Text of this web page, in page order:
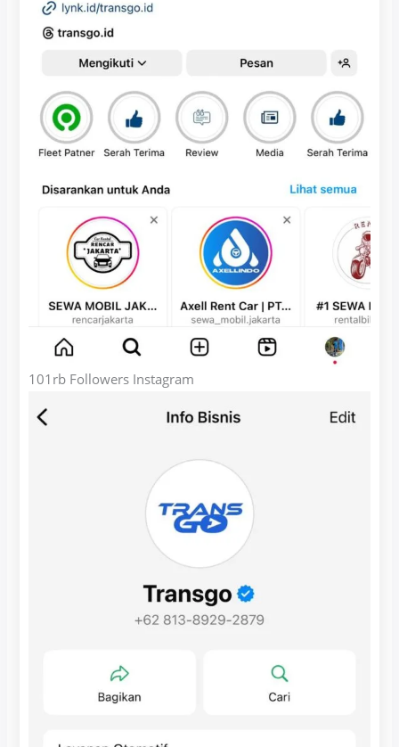
101rb Followers Instagram